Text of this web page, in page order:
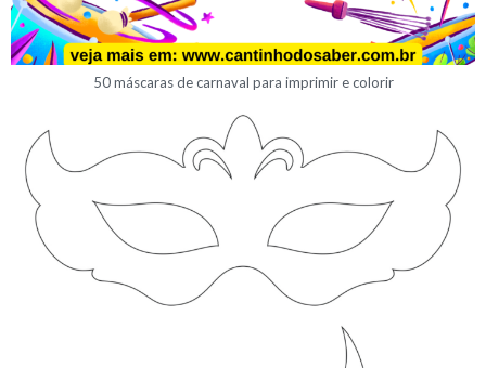
50 máscaras de carnaval para imprimir e colorir